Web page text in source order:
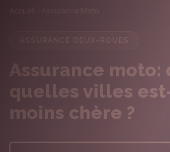
ASSURANCE DEUX-ROUES
Assurance moto:
quelles villes
moins chère ?